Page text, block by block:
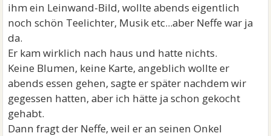
ihm ein Leinwand-Bild, wollte abends eigentlich
noch schön Teelichter, Musik etc...aber Neffe war ja
da.
Er kam wirklich nach haus und hatte nichts.
Keine Blumen, keine Karte, angeblich wollte er
abends essen gehen, sagte er später nachdem wir
gegessen hatten, aber ich hätte ja schon gekocht
gehabt.
Dann fragt der Neffe, weil er an seinen Onkel